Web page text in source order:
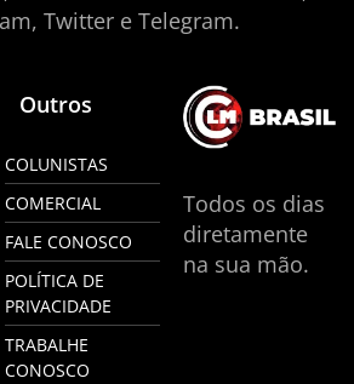
Twitter e Telegram.
Outros
COLUNISTAS
COMERCIAL
FALE CONOSCO
POLÍTICA DE
PRIVACIDADE
TRABALHE
CONOSCO
Todos os dias
diretamente
na sua mão.